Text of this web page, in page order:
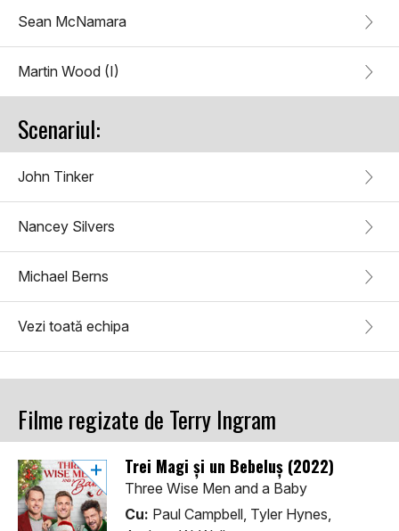
Sean McNamara
Martin Wood (I)
Scenariul:
John Tinker
Nancey Silvers
Michael Berns
Vezi toată echipa
Filme regizate de Terry Ingram
Trei Magi și un Bebeluș (2022)
Three Wise Men and a Baby
Cu: Paul Campbell, Tyler Hynes,